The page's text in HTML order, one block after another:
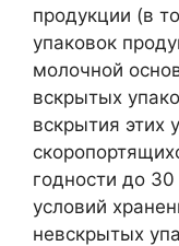
продукции (в
упаковок
молочной
вскрытых
вскрытия этих
годности до
условий
невскрытых